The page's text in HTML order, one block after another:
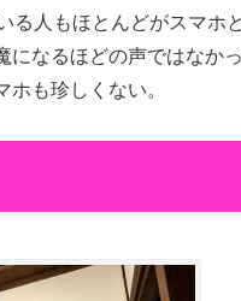
る人もほとんどがスマホ
なるほどの声ではなか
も珍しくない。